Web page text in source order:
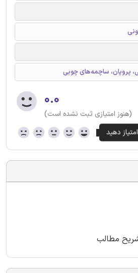
پروپان، ساچمه‌های چوبی
۰.۰
(هنوز امتیازی ثبت نشده است)
مطالب